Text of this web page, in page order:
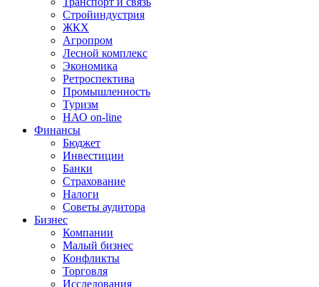
Стройиндустрия
ЖКХ
Агропром
Лесной комплекс
Экономика
Ретроспектива
Промышленность
Туризм
НАО on-line
Финансы
Бюджет
Инвестиции
Банки
Страхование
Налоги
Советы аудитора
Бизнес
Компании
Малый бизнес
Конфликты
Торговля
Исследования